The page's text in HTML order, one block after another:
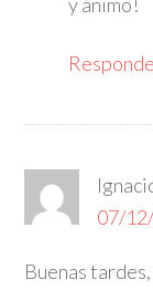
07/
Buenas